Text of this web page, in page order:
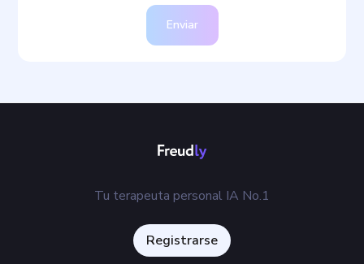
Enviar
Tu terapeuta personal IA No.1
Registrarse